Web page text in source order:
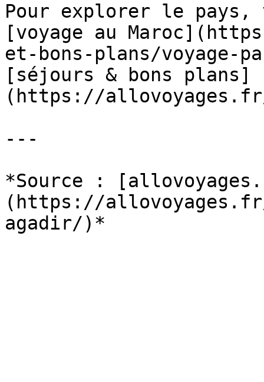
Pour explorer le pays,
[voyage au
et-bons-plans/voyage-
[séjours & bons plans]
(https://
---
*Source :
(https://